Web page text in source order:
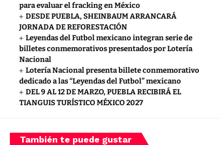
para evaluar el fracking en México
DESDE PUEBLA, SHEINBAUM ARRANCARÁ
JORNADA DE REFORESTACIÓN
Leyendas del Futbol mexicano integran serie de
billetes conmemorativos presentados por Lotería
Nacional
Lotería Nacional presenta billete conmemorativo
dedicado a las “Leyendas del Futbol” mexicano
DEL 9 AL 12 DE MARZO, PUEBLA RECIBIRÁ EL
TIANGUIS TURÍSTICO MÉXICO 2027
También te puede gustar